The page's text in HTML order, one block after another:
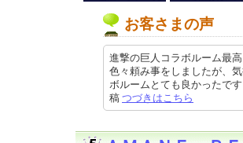
お客さまの声
進撃の巨人コラボルーム最
色々頼み事をしましたが、
ボルームとても良かったで
稿 つづきはこちら